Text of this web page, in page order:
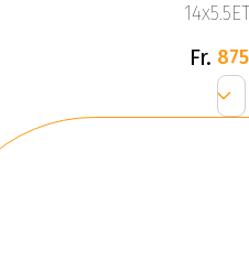
Fr.